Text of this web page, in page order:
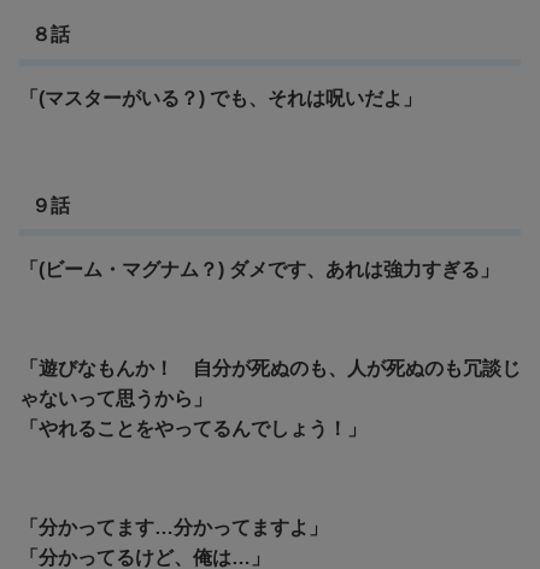
８話
「(マスターがいる？) でも、それは呪いだよ」
９話
「(ビーム・マグナム？) ダメです、あれは強力すぎる」
「遊びなもんか！ 自分が死ぬのも、人が死ぬのも冗談じ
ゃないって思うから」
「やれることをやってるんでしょう！」
「分かってます…分かってますよ」
「分かってるけど、俺は…」